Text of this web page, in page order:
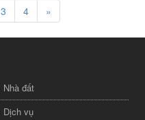
3 4 »
Nhà đất
Dịch vụ